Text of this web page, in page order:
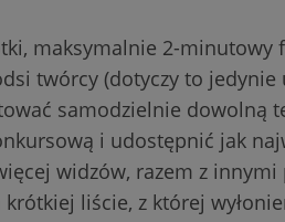
maksymalnie 2-minutowy
twórcy (dotyczy to jedynie
samodzielnie dowolną
i udostępnić jak
widzów, razem z innymi
liście, z której